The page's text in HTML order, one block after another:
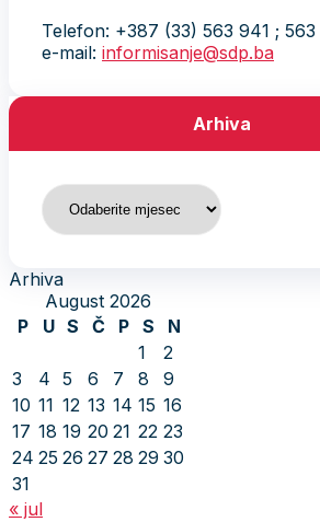
Telefon: +387 (33) 563 941 ; 563
e-mail: informisanje@sdp.ba
Arhiva
Arhiva
Arhiva
August 2026
P
U S Č P S
N
1
2
3
4 5 6 7 8
9
10 11 12 13 14 15 16
17 18 19 20 21 22 23
24 25 26 27 28 29 30
31
« jul